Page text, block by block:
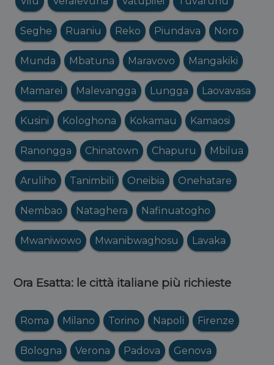
Seghe Ruaniu Reko Piundava Noro
Munda Mbatuna Maravovo Mangakiki
Mamarei Malevangga Lungga Laovavasa
Kusini Kologhona Kokamau Kamaosi
Ranongga Chinatown Chapuru Mbilua
Aruliho Tanimbili Oneibia Onehatare
Nembao Nataghera Nafinuatogho
Mwaniwowo Mwanibwaghosu Lavaka
Ora Esatta: le città italiane più richieste
Roma Milano Torino Napoli Firenze
Bologna Verona Padova Genova